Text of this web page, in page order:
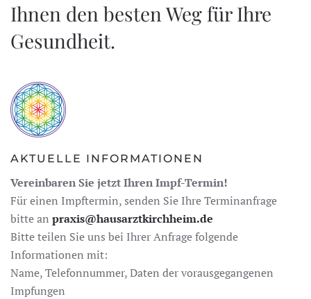
Ihnen den besten Weg für Ihre
Gesundheit.
AKTUELLE INFORMATIONEN
Vereinbaren Sie jetzt Ihren Impf-Termin!
Für einen Impftermin, senden Sie Ihre Terminanfrage
bitte an praxis@hausarztkirchheim.de
Bitte teilen Sie uns bei Ihrer Anfrage folgende
Informationen mit:
Name, Telefonnummer, Daten der vorausgegangenen
Impfungen